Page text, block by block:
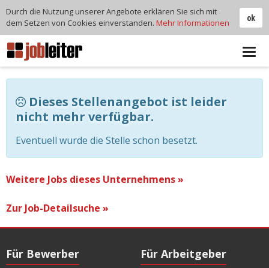
Dieses Stellenangebot ist leider
nicht mehr verfügbar.
Eventuell wurde die Stelle schon besetzt.
Weitere Jobs dieses Unternehmens »
Zur Job-Detailsuche »
Für Bewerber Für Arbeitgeber
ok
Durch die Nutzung unserer Angebote erklären Sie sich mit
dem Setzen von Cookies einverstanden. Mehr Informationen